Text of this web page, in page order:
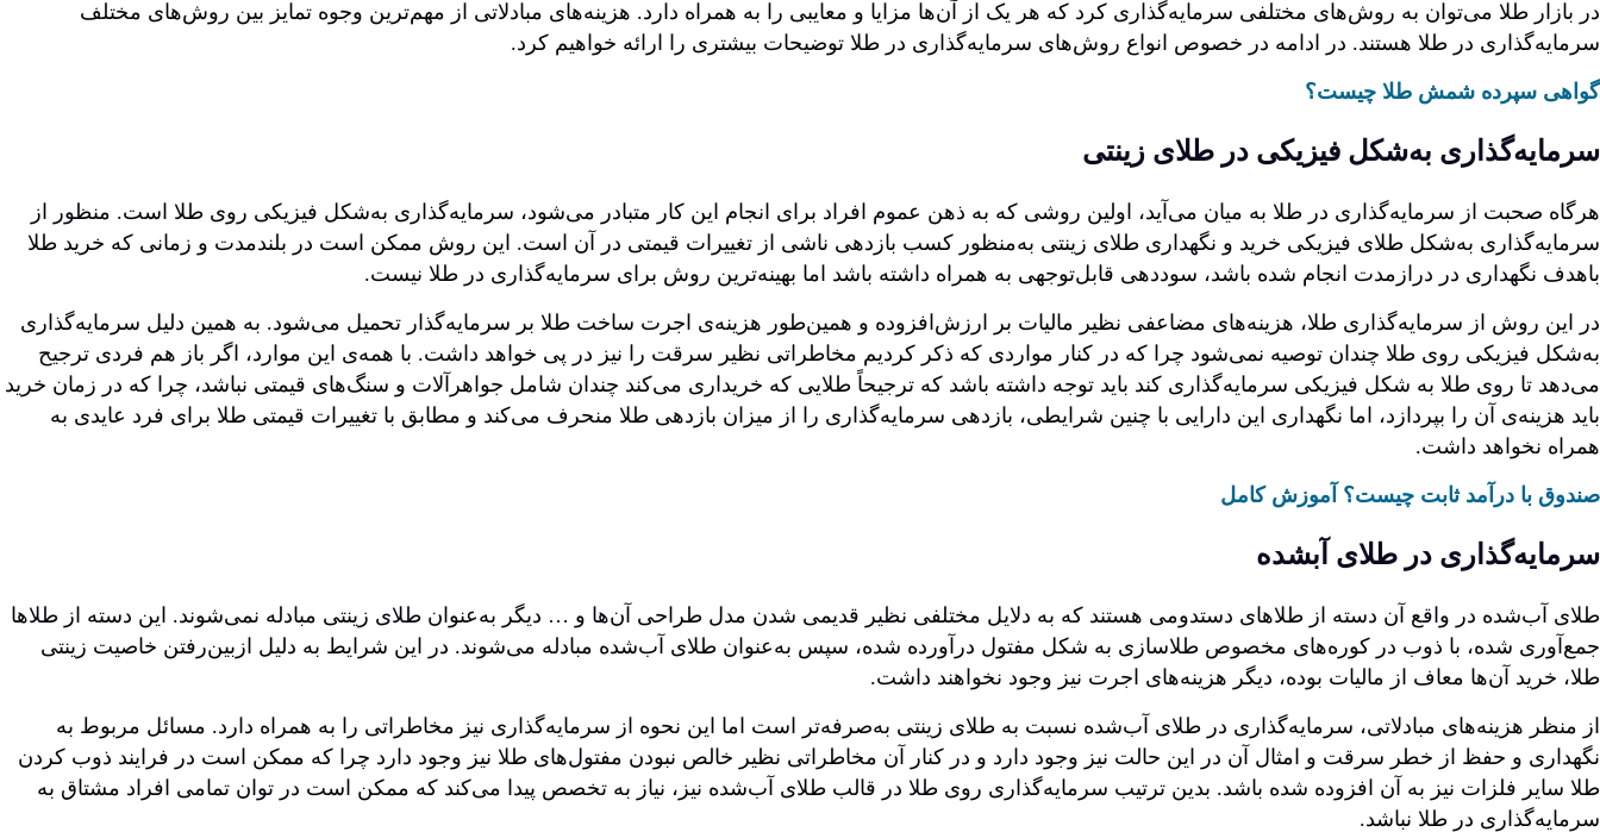
در بازار طلا می‌توان به روش‌های مختلفی سرمایه‌گذاری کرد که هر یک از آن‌ها مزایا و معایبی را به همراه دارد. هزینه‌های مبادلاتی از مهم‌ترین وجوه تمایز بین روش‌های مختلف
سرمایه‌گذاری در طلا هستند. در ادامه در خصوص انواع روش‌های سرمایه‌گذاری در طلا توضیحات بیشتری را ارائه خواهیم کرد.
گواهی سپرده شمش طلا چیست؟
سرمایه‌گذاری به‌شکل فیزیکی در طلای زینتی
هرگاه صحبت از سرمایه‌گذاری در طلا به میان می‌آید، اولین روشی که به ذهن عموم افراد برای انجام این کار متبادر می‌شود، سرمایه‌گذاری به‌شکل فیزیکی روی طلا است. منظور از
سرمایه‌گذاری به‌شکل طلای فیزیکی خرید و نگهداری طلای زینتی به‌منظور کسب بازدهی ناشی از تغییرات قیمتی در آن است. این روش ممکن است در بلندمدت و زمانی که خرید طلا
باهدف نگهداری در درازمدت انجام شده باشد، سوددهی قابل‌توجهی به همراه داشته باشد اما بهینه‌ترین روش برای سرمایه‌گذاری در طلا نیست.
در این روش از سرمایه‌گذاری طلا، هزینه‌های مضاعفی نظیر مالیات بر ارزش‌افزوده و همین‌طور هزینه‌ی اجرت ساخت طلا بر سرمایه‌گذار تحمیل می‌شود. به همین دلیل سرمایه‌گذاری
به‌شکل فیزیکی روی طلا چندان توصیه نمی‌شود چرا که در کنار مواردی که ذکر کردیم مخاطراتی نظیر سرقت را نیز در پی خواهد داشت. با همه‌ی این موارد، اگر باز هم فردی ترجیح
می‌دهد تا روی طلا به شکل فیزیکی سرمایه‌گذاری کند باید توجه داشته باشد که ترجیحاً طلایی که خریداری می‌کند چندان شامل جواهرآلات و سنگ‌های قیمتی نباشد، چرا که در زمان خرید
باید هزینه‌ی آن را بپردازد، اما نگهداری این دارایی با چنین شرایطی، بازدهی سرمایه‌گذاری را از میزان بازدهی طلا منحرف می‌کند و مطابق با تغییرات قیمتی طلا برای فرد عایدی به
همراه نخواهد داشت.
صندوق با درآمد ثابت چیست؟ آموزش کامل
سرمایه‌گذاری در طلای آبشده
طلای آب‌شده در واقع آن دسته از طلاهای دستدومی هستند که به دلایل مختلفی نظیر قدیمی شدن مدل طراحی آن‌ها و … دیگر به‌عنوان طلای زینتی مبادله نمی‌شوند. این دسته از طلاها
جمع‌آوری شده، با ذوب در کوره‌های مخصوص طلاسازی به شکل مفتول درآورده شده، سپس به‌عنوان طلای آب‌شده مبادله می‌شوند. در این شرایط به دلیل ازبین‌رفتن خاصیت زینتی
طلا، خرید آن‌ها معاف از مالیات بوده، دیگر هزینه‌های اجرت نیز وجود نخواهند داشت.
از منظر هزینه‌های مبادلاتی، سرمایه‌گذاری در طلای آب‌شده نسبت به طلای زینتی به‌صرفه‌تر است اما این نحوه از سرمایه‌گذاری نیز مخاطراتی را به همراه دارد. مسائل مربوط به
نگهداری و حفظ از خطر سرقت و امثال آن در این حالت نیز وجود دارد و در کنار آن مخاطراتی نظیر خالص نبودن مفتول‌های طلا نیز وجود دارد چرا که ممکن است در فرایند ذوب کردن
طلا سایر فلزات نیز به آن افزوده شده باشد. بدین ترتیب سرمایه‌گذاری روی طلا در قالب طلای آب‌شده نیز، نیاز به تخصص پیدا می‌کند که ممکن است در توان تمامی افراد مشتاق به
سرمایه‌گذاری در طلا نباشد.